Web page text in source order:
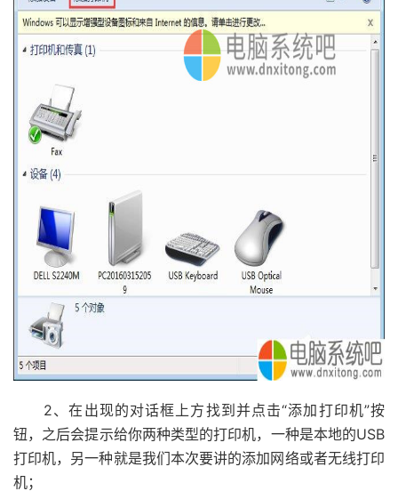
2、在出现的对话框上方找到并点击“添加打印机”按
钮，之后会提示给你两种类型的打印机，一种是本地的USB
打印机，另一种就是我们本次要讲的添加网络或者无线打印
机；